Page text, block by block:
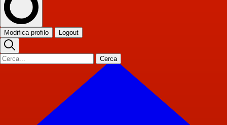
Modifica profilo Logout
Cerca